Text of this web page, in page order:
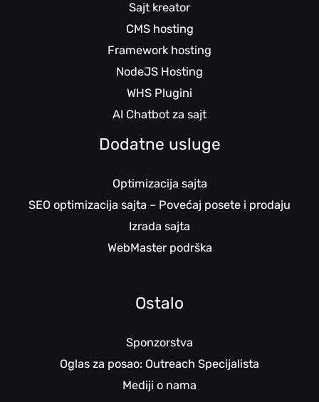
Sajt kreator
CMS hosting
Framework hosting
NodeJS Hosting
WHS Plugini
AI Chatbot za sajt
Dodatne usluge
Optimizacija sajta
SEO optimizacija sajta – Povećaj posete i prodaju
Izrada sajta
WebMaster podrška
Ostalo
Sponzorstva
Oglas za posao: Outreach Specijalista
Mediji o nama